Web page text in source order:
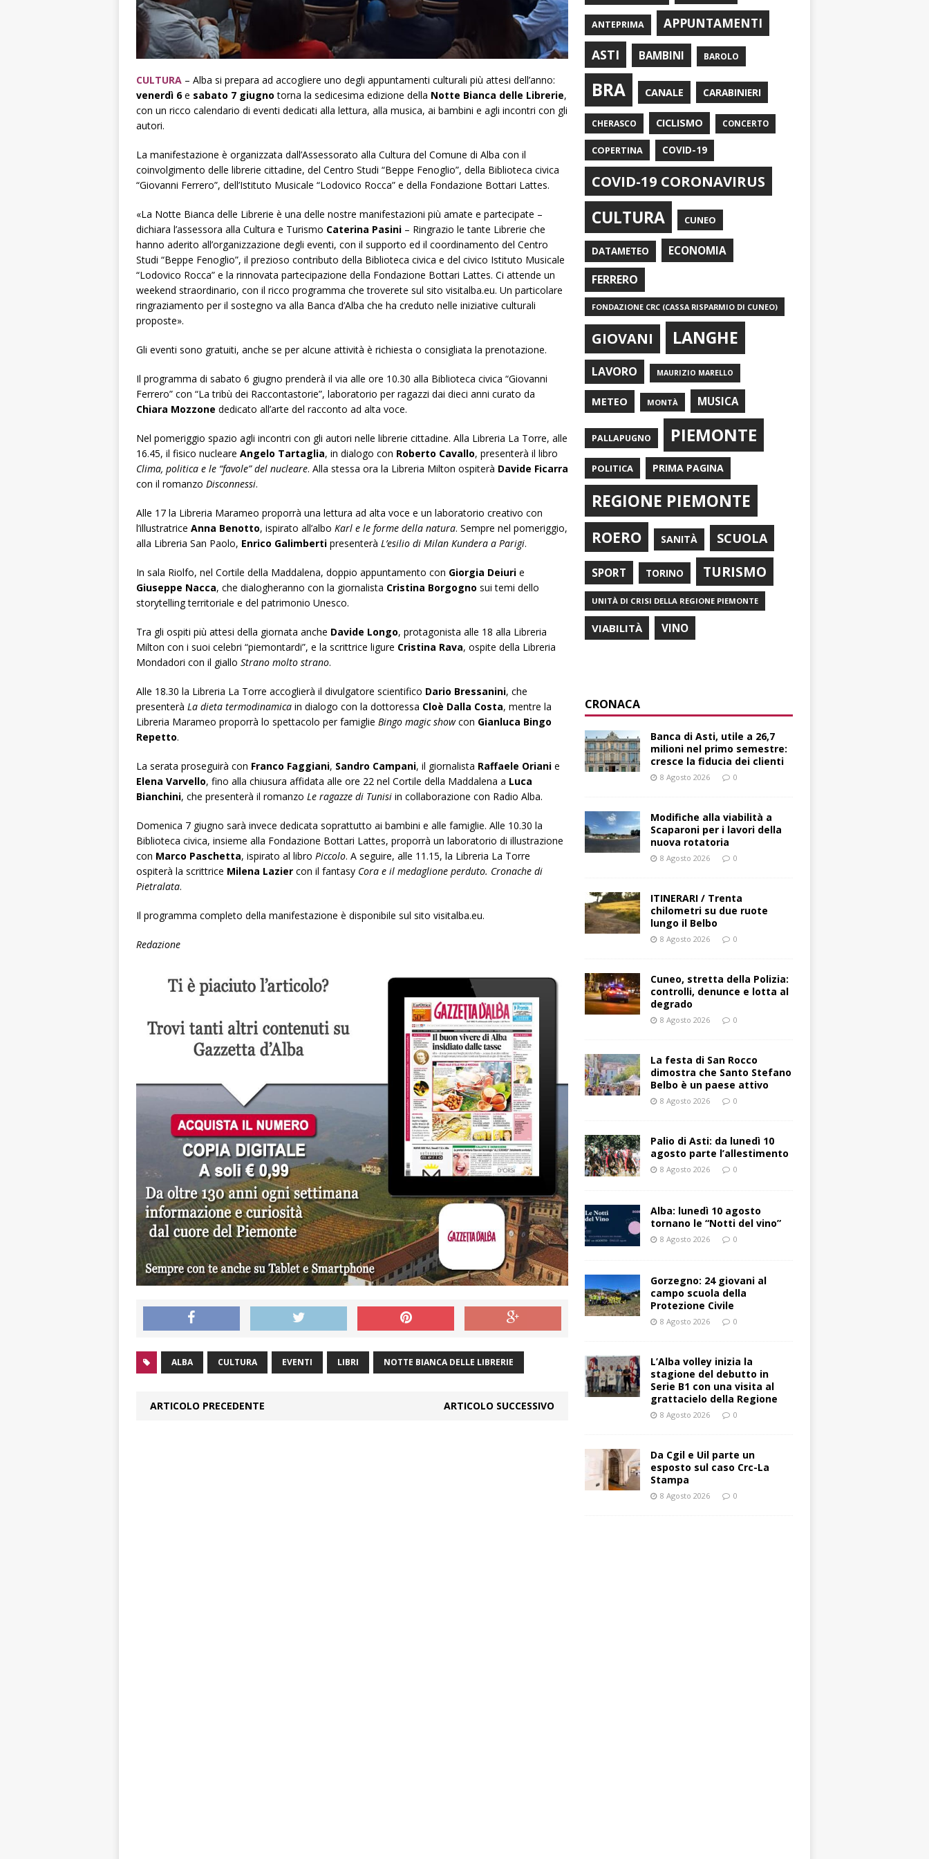
CULTURA – Alba si prepara ad accogliere uno degli appuntamenti culturali più attesi dell’anno:
venerdì 6e sabato 7 giugno torna la sedicesima edizione della Notte Bianca delle Librerie,
con un ricco calendario di eventi dedicati alla lettura, alla musica, ai bambini e agli incontri con gli
autori.
La manifestazione è organizzata dall’Assessorato alla Cultura del Comune di Alba con il
coinvolgimento delle librerie cittadine, del Centro Studi “Beppe Fenoglio”, della Biblioteca civica
“Giovanni Ferrero”, dell’Istituto Musicale “Lodovico Rocca” e della Fondazione Bottari Lattes.
«La Notte Bianca delle Librerie è una delle nostre manifestazioni più amate e partecipate –
dichiara l’assessora alla Cultura e Turismo Caterina Pasini – Ringrazio le tante Librerie che
hanno aderito all’organizzazione degli eventi, con il supporto ed il coordinamento del Centro
Studi “Beppe Fenoglio”, il prezioso contributo della Biblioteca civica e del civico Istituto Musicale
“Lodovico Rocca” e la rinnovata partecipazione della Fondazione Bottari Lattes. Ci attende un
weekend straordinario, con il ricco programma che troverete sul sito visitalba.eu. Un particolare
ringraziamento per il sostegno va alla Banca d’Alba che ha creduto nelle iniziative culturali
proposte».
Gli eventi sono gratuiti, anche se per alcune attività è richiesta o consigliata la prenotazione.
Il programma di sabato 6 giugno prenderà il via alle ore 10.30 alla Biblioteca civica “Giovanni
Ferrero” con “La tribù dei Raccontastorie”, laboratorio per ragazzi dai dieci anni curato da
Chiara Mozzone dedicato all’arte del racconto ad alta voce.
Nel pomeriggio spazio agli incontri con gli autori nelle librerie cittadine. Alla Libreria La Torre, alle
16.45, il fisico nucleare Angelo Tartaglia, in dialogo con Roberto Cavallo, presenterà il libro
Clima, politica e le “favole” del nucleare. Alla stessa ora la Libreria Milton ospiterà Davide Ficarra
con il romanzo Disconnessi.
Alle 17 la Libreria Marameo proporrà una lettura ad alta voce e un laboratorio creativo con
l’illustratrice Anna Benotto, ispirato all’albo Karl e le forme della natura. Sempre nel pomeriggio,
alla Libreria San Paolo, Enrico Galimberti presenterà L’esilio di Milan Kundera a Parigi.
In sala Riolfo, nel Cortile della Maddalena, doppio appuntamento con Giorgia Deiuri e
Giuseppe Nacca, che dialogheranno con la giornalista Cristina Borgogno sui temi dello
storytelling territoriale e del patrimonio Unesco.
Tra gli ospiti più attesi della giornata anche Davide Longo, protagonista alle 18 alla Libreria
Milton con i suoi celebri “piemontardi”, e la scrittrice ligure Cristina Rava, ospite della Libreria
Mondadori con il giallo Strano molto strano.
Alle 18.30 la Libreria La Torre accoglierà il divulgatore scientifico Dario Bressanini, che
presenterà La dieta termodinamica in dialogo con la dottoressa Cloè Dalla Costa, mentre la
Libreria Marameo proporrà lo spettacolo per famiglie Bingo magic showcon Gianluca Bingo
Repetto.
La serata proseguirà con Franco Faggiani, Sandro Campani, il giornalista Raffaele Oriani e
Elena Varvello, fino alla chiusura affidata alle ore 22 nel Cortile della Maddalena a Luca
Bianchini, che presenterà il romanzo Le ragazze di Tunisi in collaborazione con Radio Alba.
Domenica 7 giugno sarà invece dedicata soprattutto ai bambini e alle famiglie. Alle 10.30 la
Biblioteca civica, insieme alla Fondazione Bottari Lattes, proporrà un laboratorio di illustrazione
con Marco Paschetta, ispirato al libro Piccolo. A seguire, alle 11.15, la Libreria La Torre
ospiterà la scrittrice Milena Lazier con il fantasy Cora e il medaglione perduto. Cronache di
Pietralata.
Il programma completo della manifestazione è disponibile sul sito visitalba.eu.
Redazione
ALBA CULTURA EVENTI LIBRI NOTTE BIANCA DELLE LIBRERIE
ARTICOLO PRECEDENTE ARTICOLO SUCCESSIVO
ANTEPRIMA
APPUNTAMENTI
ASTI
BAMBINI BAROLO
BRA CANALE CARABINIERI
CHERASCO CICLISMO CONCERTO
COPERTINA COVID-19
COVID-19 CORONAVIRUS
CULTURA CUNEO
DATAMETEO ECONOMIA
FERRERO
FONDAZIONE CRC (CASSA RISPARMIO DI CUNEO)
GIOVANI LANGHE
LAVORO MAURIZIO MARELLO
METEO MONTÀ MUSICA
PALLAPUGNO PIEMONTE
POLITICA PRIMA PAGINA
REGIONE PIEMONTE
ROERO SANITÀ SCUOLA
SPORT TORINO TURISMO
UNITÀ DI CRISI DELLA REGIONE PIEMONTE
VIABILITÀ VINO
CRONACA
Banca di Asti, utile a 26,7
milioni nel primo semestre:
cresce la fiducia dei clienti
8 Agosto 2026 0
Modifiche alla viabilità a
Scaparoni per i lavori della
nuova rotatoria
8 Agosto 2026 0
ITINERARI / Trenta
chilometri su due ruote
lungo il Belbo
8 Agosto 2026 0
Cuneo, stretta della Polizia:
controlli, denunce e lotta al
degrado
8 Agosto 2026 0
La festa di San Rocco
dimostra che Santo Stefano
Belbo è un paese attivo
8 Agosto 2026 0
Palio di Asti: da lunedì 10
agosto parte l’allestimento
8 Agosto 2026 0
Alba: lunedì 10 agosto
tornano le “Notti del vino”
8 Agosto 2026 0
Gorzegno: 24 giovani al
campo scuola della
Protezione Civile
8 Agosto 2026 0
L’Alba volley inizia la
stagione del debutto in
Serie B1 con una visita al
grattacielo della Regione
8 Agosto 2026 0
Da Cgil e Uil parte un
esposto sul caso Crc-La
Stampa
8 Agosto 2026 0